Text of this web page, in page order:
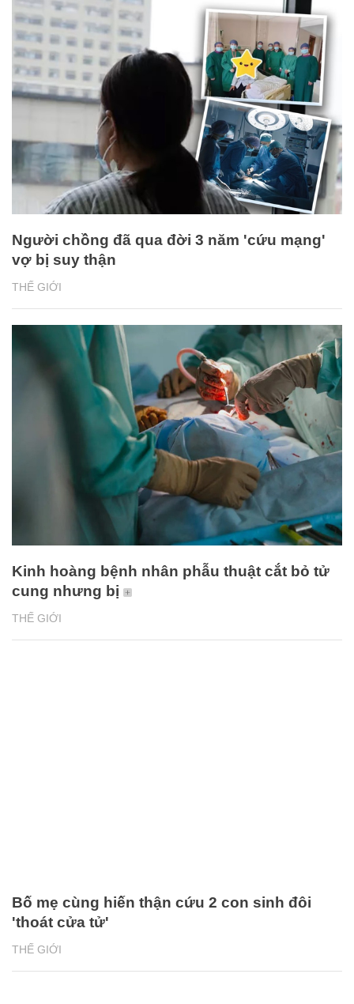
THẾ GIỚI
Người chồng đã qua đời 3 năm 'cứu mạng'
vợ bị suy thận
THẾ GIỚI
Kinh hoàng bệnh nhân phẫu thuật cắt bỏ tử
cung nhưng bị
THẾ GIỚI
Bố mẹ cùng hiến thận cứu 2 con sinh đôi
'thoát cửa tử'